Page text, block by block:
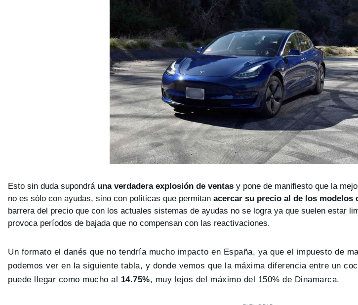
Esto sin duda supondrá una verdadera explosión de ventas y pone de manifiesto que la
no es sólo con ayudas, sino con políticas que permitan acercar su precio al de los
barrera del precio que con los actuales sistemas de ayudas no se logra ya que suelen estar
provoca períodos de bajada que no compensan con las reactivaciones.
Un formato el danés que no tendría mucho impacto en España, ya que el impuesto de
podemos ver en la siguiente tabla, y donde vemos que la máxima diferencia entre un
puede llegar como mucho al 14.75%, muy lejos del máximo del 150% de Dinamarca.